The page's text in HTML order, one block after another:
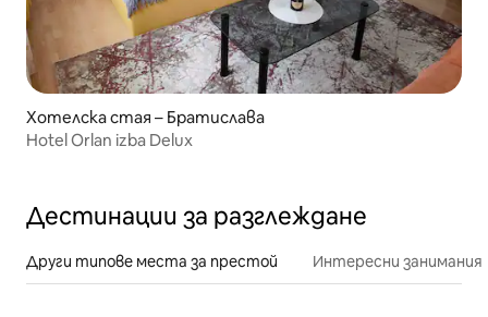
Хотелска стая – Братислава
Hotel Orlan izba Delux
Дестинации за разглеждане
Други типове места за престой Интересни занимания